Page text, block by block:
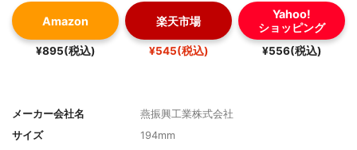
Amazon
¥895(税込)
楽天市場
¥545(税込)
Yahoo!
ショッピング
¥556(税込)
メーカー会社名
燕振興工業株式会社
サイズ
194mm